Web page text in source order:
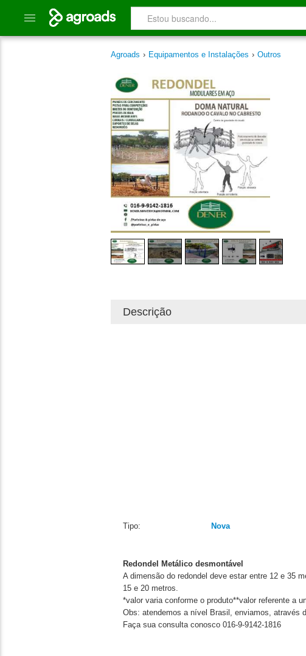
Agroads › Equipamentos e Instalações › Outros
Descrição
Tipo: Nova
Redondel Metálico desmontável
A dimensão do redondel deve estar entre 12 e 35
15 e 20 metros.
*valor varia conforme o produto**valor referente a
Obs: atendemos a nível Brasil, enviamos, através
Faça sua consulta conosco 016-9-9142-1816